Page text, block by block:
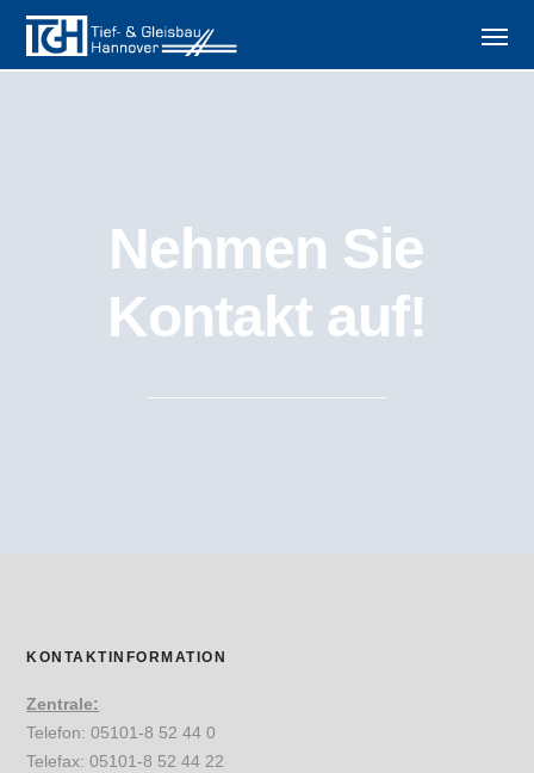
Nehmen Sie
Kontakt auf!
KONTAKTINFORMATION
Zentrale:
Telefon: 05101-8 52 44 0
Telefax: 05101-8 52 44 22